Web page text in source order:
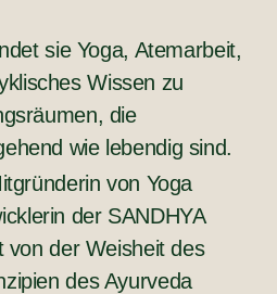
sie Yoga, Atemarbeit,
Wissen zu
die
wie lebendig sind.
von Yoga
der SANDHYA
von der Weisheit des
des Ayurveda